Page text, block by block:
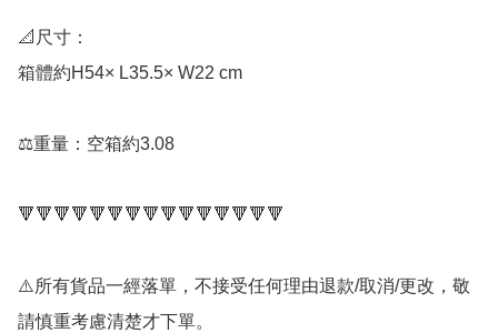
📐尺寸：
箱體約H54× L35.5× W22 cm
⚖️重量：空箱約3.08
🔻🔻🔻🔻🔻🔻🔻🔻🔻🔻🔻🔻🔻🔻🔻
⚠️所有貨品一經落單，不接受任何理由退款/取消/更改，敬
請慎重考慮清楚才下單。